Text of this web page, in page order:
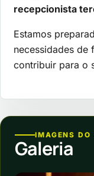
recepcionista
Estamos
necessidades de
contribuir para o
IMAGENS DO
Galeria